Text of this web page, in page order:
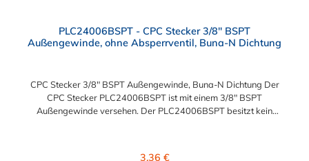
PLC24006BSPT - CPC Stecker 3/8" BSPT
Außengewinde, ohne Absperrventil, Buna-N Dichtung
CPC Stecker 3/8" BSPT Außengewinde, Buna-N Dichtung Der
CPC Stecker PLC24006BSPT ist mit einem 3/8" BSPT
Außengewinde versehen. Der PLC24006BSPT besitzt kein
Regulärer Preis:
3,36 €